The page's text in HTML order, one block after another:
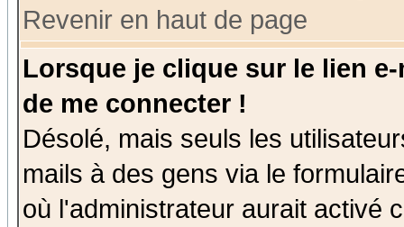
Revenir en haut de page
Lorsque je clique sur le lien
de me connecter !
Désolé, mais seuls les
mails à des gens via le
où l'administrateur aurait activé